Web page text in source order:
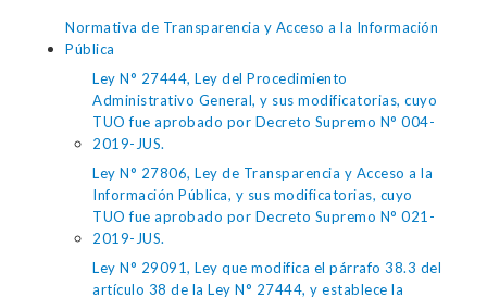
Normativa de Transparencia y Acceso a la Información
Pública
Ley N° 27444, Ley del Procedimiento
Administrativo General, y sus modificatorias, cuyo
TUO fue aprobado por Decreto Supremo N° 004-
2019-JUS.
Ley N° 27806, Ley de Transparencia y Acceso a la
Información Pública, y sus modificatorias, cuyo
TUO fue aprobado por Decreto Supremo N° 021-
2019-JUS.
Ley N° 29091, Ley que modifica el párrafo 38.3 del
artículo 38 de la Ley N° 27444, y establece la